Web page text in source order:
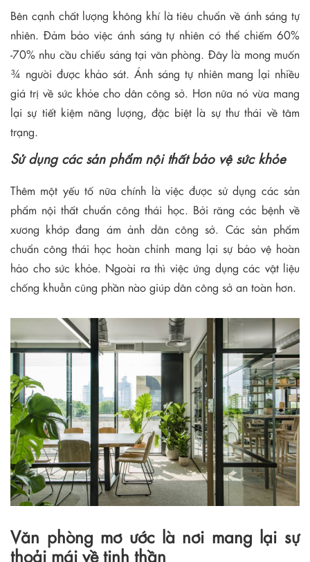
Bên cạnh chất lượng không khí là tiêu chuẩn về ánh sáng tự
nhiên. Đảm bảo việc ánh sáng tự nhiên có thể chiếm 60%
-70% nhu cầu chiếu sáng tại văn phòng. Đây là mong muốn
¾ người được khảo sát. Ánh sáng tự nhiên mang lại nhiều
giá trị về sức khỏe cho dân công sở. Hơn nữa nó vừa mang
lại sự tiết kiệm năng lượng, đặc biệt là sự thư thái về tâm
trạng.
Sử dụng các sản phẩm nội thất bảo vệ sức khỏe
Thêm một yếu tố nữa chính là việc được sử dụng các sản
phẩm nội thất chuẩn công thái học. Bởi răng các bệnh về
xương khớp đang ám ảnh dân công sở. Các sản phẩm
chuẩn công thái học hoàn chỉnh mang lại sự bảo vệ hoàn
hảo cho sức khỏe. Ngoài ra thì việc ứng dụng các vật liệu
chống khuẫn cũng phần nào giúp dân công sở an toàn hơn.
Văn phòng mơ ước là nơi mang lại sự
thoải mái về tinh thần